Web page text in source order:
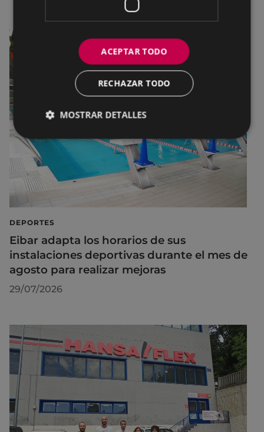
DEPORTES
Eibar adapta los horarios de sus
instalaciones deportivas durante el mes de
agosto para realizar mejoras
29/07/2026
ACEPTAR TODO
RECHAZAR TODO
MOSTRAR DETALLES